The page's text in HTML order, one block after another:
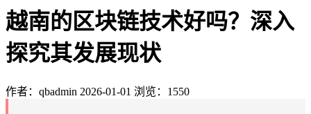
越南的区块链技术好吗？深入
探究其发展现状
作者：qbadmin 2026-01-01 浏览：1550